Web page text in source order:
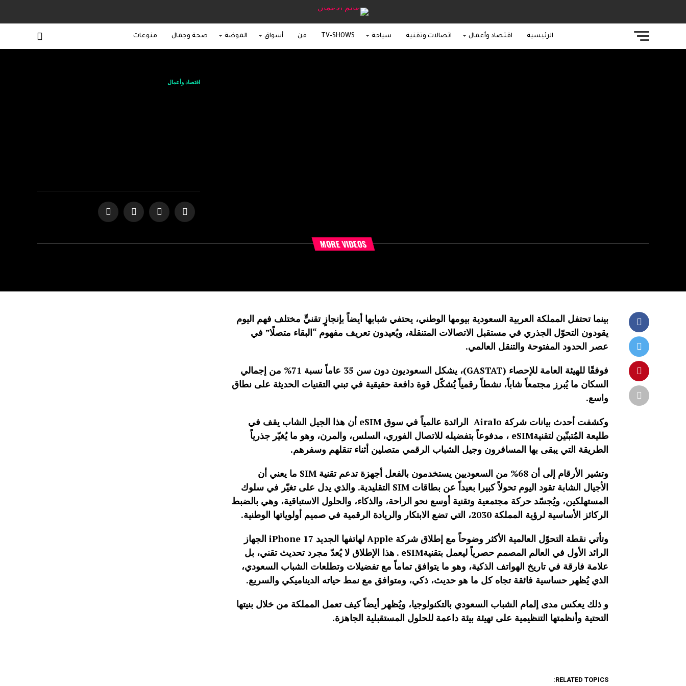
الرئيسية اقتصاد وأعمال اتصالات وتقنية سياحة TV-SHOWS فن أسواق الموضة صحة وجمال منوعات
اقتصاد وأعمال
MORE VIDEOS
بينما تحتفل المملكة العربية السعودية بيومها الوطني، يحتفي شبابها أيضاً بإنجازٍ تقنيٍّ مختلف فهم اليوم
يقودون التحوّل الجذري في مستقبل الاتصالات المتنقلة، ويُعيدون تعريف مفهوم “البقاء متصلًا” في
عصر الحدود المفتوحة والتنقل العالمي.
فوفقًا للهيئة العامة للإحصاء (GASTAT)، يشكل السعوديون دون سن 35 عاماً نسبة 71% من إجمالي
السكان ما يُبرز مجتمعاً شاباً، نشطاً رقمياً يُشكّل قوة دافعة حقيقية في تبني التقنيات الحديثة على نطاق
واسع.
وكشفت أحدث بيانات شركة Airalo الرائدة عالمياً في سوق eSIM أن هذا الجيل الشاب يقف في
طليعة المُتبنّين لتقنيةeSIM ، مدفوعاً بتفضيله للاتصال الفوري، السلس، والمرن، وهو ما يُغيّر جذرياً
الطريقة التي يبقى بها المسافرون وجيل الشباب الرقمي متصلين أثناء تنقلهم وسفرهم.
وتشير الأرقام إلى أن 68% من السعوديين يستخدمون بالفعل أجهزة تدعم تقنية SIM ما يعني أن
الأجيال الشابة تقود اليوم تحولاً كبيرا بعيداً عن بطاقات SIM التقليدية. والذي يدل على تغيّر في سلوك
المستهلكين، ويُجسّد حركة مجتمعية وتقنية أوسع نحو الراحة، والذكاء، والحلول الاستباقية، وهي بالضبط
الركائز الأساسية لرؤية المملكة 2030، التي تضع الابتكار والريادة الرقمية في صميم أولوياتها الوطنية.
وتأتي نقطة التحوّل العالمية الأكثر وضوحاً مع إطلاق شركة Apple لهاتفها الجديد iPhone 17 الجهاز
الرائد الأول في العالم المصمم حصرياً ليعمل بتقنيةeSIM . هذا الإطلاق لا يُعدّ مجرد تحديث تقني، بل
علامة فارقة في تاريخ الهواتف الذكية، وهو ما يتوافق تماماً مع تفضيلات وتطلعات الشباب السعودي،
الذي يُظهر حساسية فائقة تجاه كل ما هو حديث، ذكي، ومتوافق مع نمط حياته الديناميكي والسريع.
و ذلك يعكس مدى إلمام الشباب السعودي بالتكنولوجيا، ويُظهر أيضاً كيف تعمل المملكة من خلال بنيتها
التحتية وأنظمتها التنظيمية على تهيئة بيئة داعمة للحلول المستقبلية الجاهزة.
RELATED TOPICS: